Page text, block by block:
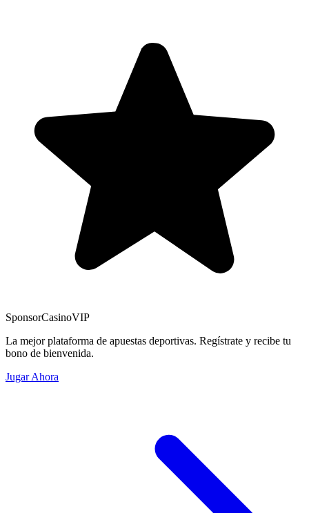
SponsorCasinoVIP
La mejor plataforma de apuestas deportivas. Regístrate y recibe tu
bono de bienvenida.
Jugar Ahora